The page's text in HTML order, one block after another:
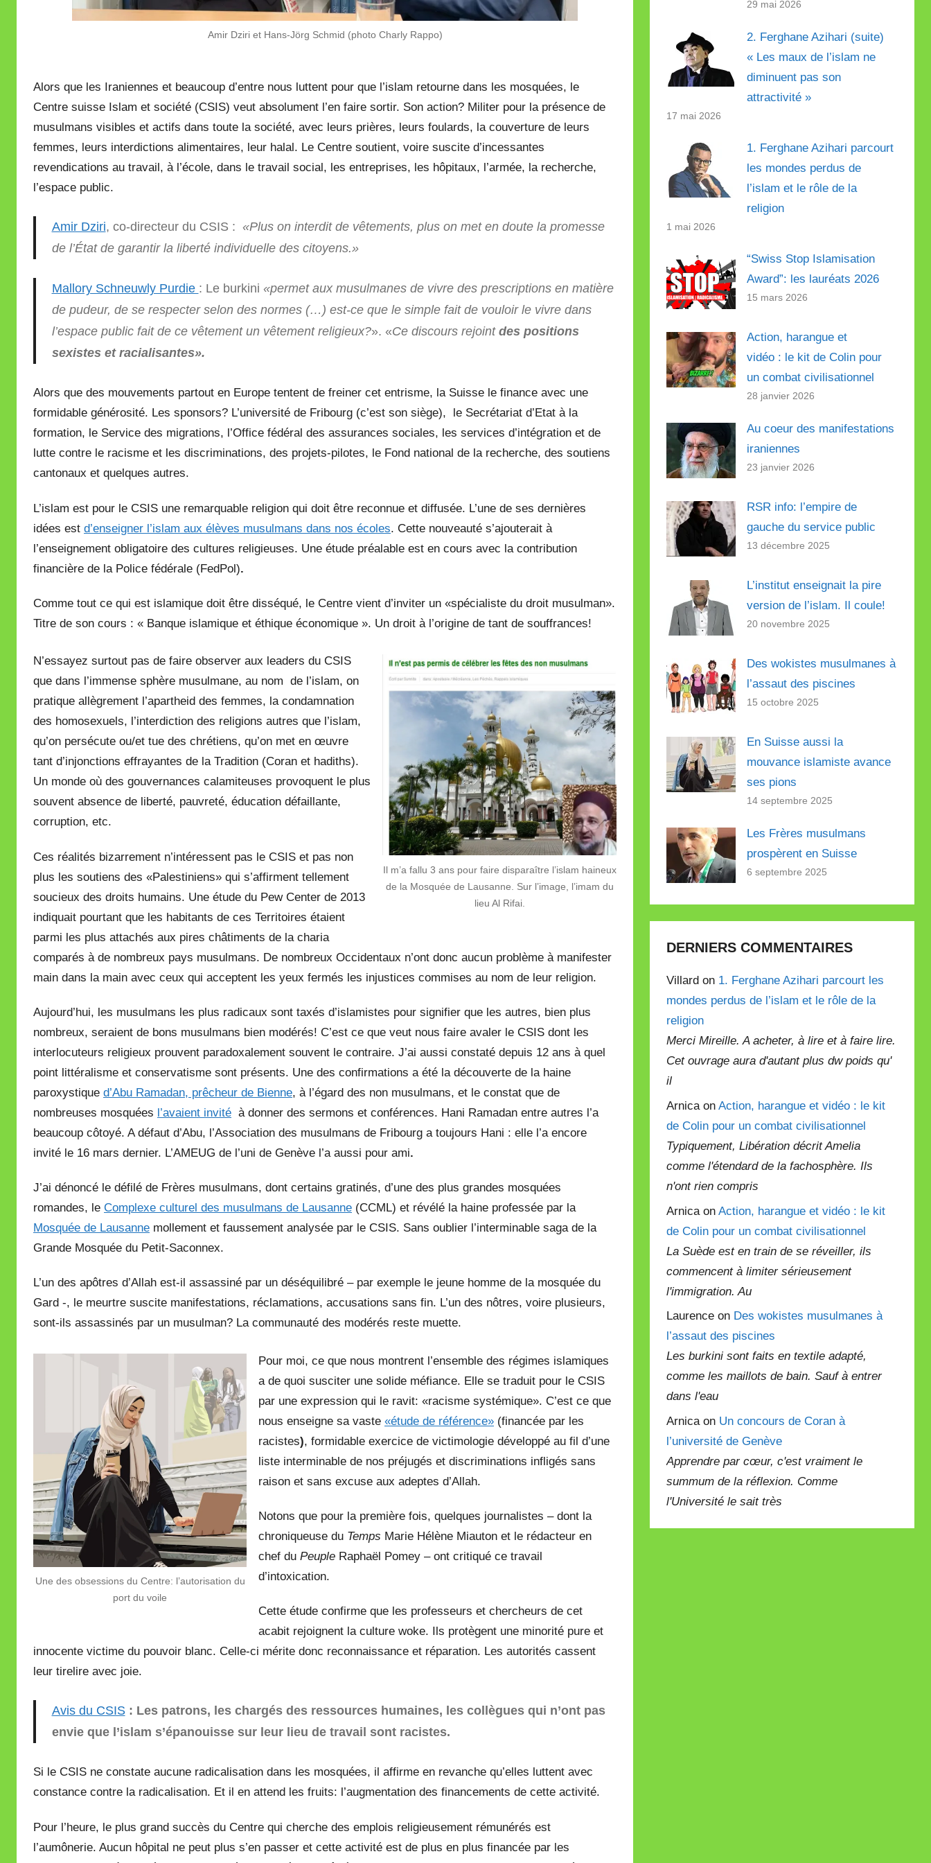
Amir Dziri et Hans-Jörg Schmid (photo Charly Rappo)
Alors que les Iraniennes et beaucoup d’entre nous luttent pour que l’islam retourne dans les mosquées, le
Centre suisse Islam et société (CSIS) veut absolument l’en faire sortir. Son action? Militer pour la présence de
musulmans visibles et actifs dans toute la société, avec leurs prières, leurs foulards, la couverture de leurs
femmes, leurs interdictions alimentaires, leur halal. Le Centre soutient, voire suscite d’incessantes
revendications au travail, à l’école, dans le travail social, les entreprises, les hôpitaux, l’armée, la recherche,
l’espace public.
Amir Dziri, co-directeur du CSIS : «Plus on interdit de vêtements, plus on met en doute la promesse
de l’État de garantir la liberté individuelle des citoyens.»
Mallory Schneuwly Purdie : Le burkini «permet aux musulmanes de vivre des prescriptions en matière
de pudeur, de se respecter selon des normes (…) est-ce que le simple fait de vouloir le vivre dans
l’espace public fait de ce vêtement un vêtement religieux?». «Ce discours rejoint des positions
sexistes et racialisantes».
Alors que des mouvements partout en Europe tentent de freiner cet entrisme, la Suisse le finance avec une
formidable générosité. Les sponsors? L’université de Fribourg (c’est son siège), le Secrétariat d’Etat à la
formation, le Service des migrations, l’Office fédéral des assurances sociales, les services d’intégration et de
lutte contre le racisme et les discriminations, des projets-pilotes, le Fond national de la recherche, des soutiens
cantonaux et quelques autres.
L’islam est pour le CSIS une remarquable religion qui doit être reconnue et diffusée. L’une de ses dernières
idées est d’enseigner l’islam aux élèves musulmans dans nos écoles. Cette nouveauté s’ajouterait à
l’enseignement obligatoire des cultures religieuses. Une étude préalable est en cours avec la contribution
financière de la Police fédérale (FedPol).
Comme tout ce qui est islamique doit être disséqué, le Centre vient d’inviter un «spécialiste du droit musulman».
Titre de son cours : « Banque islamique et éthique économique ». Un droit à l’origine de tant de souffrances!
Il m’a fallu 3 ans pour faire disparaître l’islam haineux
de la Mosquée de Lausanne. Sur l’image, l’imam du
lieu Al Rifai.
N’essayez surtout pas de faire observer aux leaders du CSIS
que dans l’immense sphère musulmane, au nom de l’islam, on
pratique allègrement l’apartheid des femmes, la condamnation
des homosexuels, l’interdiction des religions autres que l’islam,
qu’on persécute ou/et tue des chrétiens, qu’on met en œuvre
tant d’injonctions effrayantes de la Tradition (Coran et hadiths).
Un monde où des gouvernances calamiteuses provoquent le plus
souvent absence de liberté, pauvreté, éducation défaillante,
corruption, etc.
Ces réalités bizarrement n’intéressent pas le CSIS et pas non
plus les soutiens des «Palestiniens» qui s’affirment tellement
soucieux des droits humains. Une étude du Pew Center de 2013
indiquait pourtant que les habitants de ces Territoires étaient
parmi les plus attachés aux pires châtiments de la charia
comparés à de nombreux pays musulmans. De nombreux Occidentaux n’ont donc aucun problème à manifester
main dans la main avec ceux qui acceptent les yeux fermés les injustices commises au nom de leur religion.
Aujourd’hui, les musulmans les plus radicaux sont taxés d’islamistes pour signifier que les autres, bien plus
nombreux, seraient de bons musulmans bien modérés! C’est ce que veut nous faire avaler le CSIS dont les
interlocuteurs religieux prouvent paradoxalement souvent le contraire. J’ai aussi constaté depuis 12 ans à quel
point littéralisme et conservatisme sont présents. Une des confirmations a été la découverte de la haine
paroxystique d’Abu Ramadan, prêcheur de Bienne, à l’égard des non musulmans, et le constat que de
nombreuses mosquées l’avaient invité à donner des sermons et conférences. Hani Ramadan entre autres l’a
beaucoup côtoyé. A défaut d’Abu, l’Association des musulmans de Fribourg a toujours Hani : elle l’a encore
invité le 16 mars dernier. L’AMEUG de l’uni de Genève l’a aussi pour ami.
J’ai dénoncé le défilé de Frères musulmans, dont certains gratinés, d’une des plus grandes mosquées
romandes, le Complexe culturel des musulmans de Lausanne (CCML) et révélé la haine professée par la
Mosquée de Lausanne mollement et faussement analysée par le CSIS. Sans oublier l’interminable saga de la
Grande Mosquée du Petit-Saconnex.
L’un des apôtres d’Allah est-il assassiné par un déséquilibré – par exemple le jeune homme de la mosquée du
Gard -, le meurtre suscite manifestations, réclamations, accusations sans fin. L’un des nôtres, voire plusieurs,
sont-ils assassinés par un musulman? La communauté des modérés reste muette.
Une des obsessions du Centre: l’autorisation du
port du voile
Pour moi, ce que nous montrent l’ensemble des régimes islamiques
a de quoi susciter une solide méfiance. Elle se traduit pour le CSIS
par une expression qui le ravit: «racisme systémique». C’est ce que
nous enseigne sa vaste «étude de référence» (financée par les
racistes), formidable exercice de victimologie développé au fil d’une
liste interminable de nos préjugés et discriminations infligés sans
raison et sans excuse aux adeptes d’Allah.
Notons que pour la première fois, quelques journalistes – dont la
chroniqueuse du Temps Marie Hélène Miauton et le rédacteur en
chef du Peuple Raphaël Pomey – ont critiqué ce travail
d’intoxication.
Cette étude confirme que les professeurs et chercheurs de cet
acabit rejoignent la culture woke. Ils protègent une minorité pure et
innocente victime du pouvoir blanc. Celle-ci mérite donc reconnaissance et réparation. Les autorités cassent
leur tirelire avec joie.
Avis du CSIS: Les patrons, les chargés des ressources humaines, les collègues qui n’ont pas
envie que l’islam s’épanouisse sur leur lieu de travail sont racistes.
Si le CSIS ne constate aucune radicalisation dans les mosquées, il affirme en revanche qu’elles luttent avec
constance contre la radicalisation. Et il en attend les fruits: l’augmentation des financements de cette activité.
Pour l’heure, le plus grand succès du Centre qui cherche des emplois religieusement rémunérés est
l’aumônerie. Aucun hôpital ne peut plus s’en passer et cette activité est de plus en plus financée par les
29 mai 2026
2. Ferghane Azihari (suite)
« Les maux de l’islam ne
diminuent pas son
attractivité »
17 mai 2026
1. Ferghane Azihari parcourt
les mondes perdus de
l’islam et le rôle de la
religion
1 mai 2026
“Swiss Stop Islamisation
Award”: les lauréats 2026
15 mars 2026
Action, harangue et
vidéo : le kit de Colin pour
un combat civilisationnel
28 janvier 2026
Au coeur des manifestations
iraniennes
23 janvier 2026
RSR info: l’empire de
gauche du service public
13 décembre 2025
L’institut enseignait la pire
version de l’islam. Il coule!
20 novembre 2025
Des wokistes musulmanes à
l’assaut des piscines
15 octobre 2025
En Suisse aussi la
mouvance islamiste avance
ses pions
14 septembre 2025
Les Frères musulmans
prospèrent en Suisse
6 septembre 2025
DERNIERS COMMENTAIRES
Villard on 1. Ferghane Azihari parcourt les
mondes perdus de l’islam et le rôle de la
religion
Merci Mireille. A acheter, à lire et à faire lire.
Cet ouvrage aura d'autant plus dw poids qu'
il
Arnica onAction, harangue et vidéo : le kit
de Colin pour un combat civilisationnel
Typiquement, Libération décrit Amelia
comme l'étendard de la fachosphère. Ils
n'ont rien compris
Arnica onAction, harangue et vidéo : le kit
de Colin pour un combat civilisationnel
La Suède est en train de se réveiller, ils
commencent à limiter sérieusement
l'immigration. Au
Laurence on Des wokistes musulmanes à
l’assaut des piscines
Les burkini sont faits en textile adapté,
comme les maillots de bain. Sauf à entrer
dans l'eau
Arnica on Un concours de Coran à
l’université de Genève
Apprendre par cœur, c'est vraiment le
summum de la réflexion. Comme
l'Université le sait très